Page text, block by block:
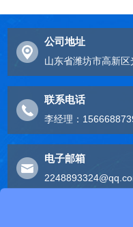
公司地址
山东省潍坊市高新
联系电话
李经理：
电子邮箱